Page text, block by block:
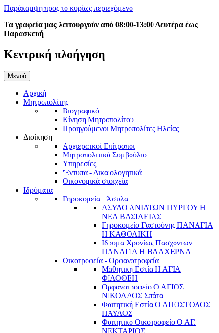
Παράκαμψη προς το κυρίως περιεχόμενο
Τα γραφεία μας λειτουργούν από 08:00-13:00 Δευτέρα έως
Παρασκευή
Κεντρική πλοήγηση
Μενού
Αρχική
Μητροπολίτης
Βιογραφικό
Κίνηση Μητροπολίτου
Προηγούμενοι Μητροπολίτες Ηλείας
Διοίκηση
Αρχιερατκοί Επίτροποι
Μητροπολιτικό Συμβούλιο
Υπηρεσίες
'Έντυπα - Δικαιολογητικά
Οικονομικά στοιχεία
Ιδρύματα
Γηροκομεία - Άσυλα
ΑΣΥΛΟ ΑΝΙΑΤΩΝ ΠΥΡΓΟΥ Η
ΝΕΑ ΒΑΣΙΛΕΙΑΣ
Γηροκομείο Γαστούνης ΠΑΝΑΓΙΑ
Η ΚΑΘΟΛΙΚΗ
Ιδρυμα Χρονίως Πασχόντων
ΠΑΝΑΓΙΑ Η ΒΛΑΧΕΡΝΑ
Οικοτροφεία - Ορφανοτροφεία
Μαθητική Εστία Η ΑΓΙΑ
ΦΙΛΟΘΕΗ
Ορφανοτροφείο Ο ΑΓΙΟΣ
ΝΙΚΟΛΑΟΣ Σπάτα
Φοιτητική Εστία Ο ΑΠΟΣΤΟΛΟΣ
ΠΑΥΛΟΣ
Φοιτητικό Οικοτροφείο Ο ΑΓ.
ΝΕΚΤΑΡΙΟΣ